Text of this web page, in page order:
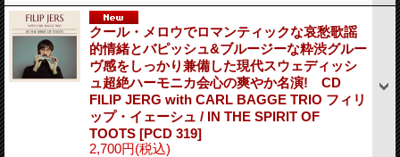
クール・メロウでロマンティックな哀愁歌謡
的情緒とバピッシュ&ブルージーな粋渋グルー
ヴ感をしっかり兼備した現代スウェディッシ
ュ超絶ハーモニカ会心の爽やか名演! CD
FILIP JERG with CARL BAGGE TRIO フィリ
ップ・イェーシュ / IN THE SPIRIT OF
TOOTS [PCD 319]
2,700円(税込)